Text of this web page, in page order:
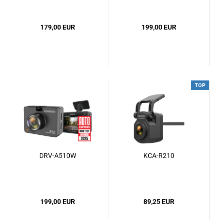
179,00 EUR 199,00 EUR
DRV-A510W
199,00 EUR
TOP
KCA-R210
89,25 EUR